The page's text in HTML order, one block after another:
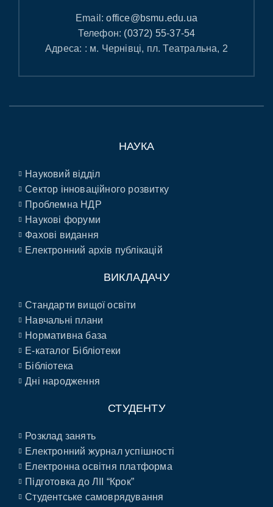
Email:office@bsmu.edu.ua
Телефон: (0372) 55-37-54
Адреса: : м. Чернівці, пл. Театральна, 2
НАУКА
Науковий відділ
Сектор інноваційного розвитку
Проблемна НДР
Наукові форуми
Фахові видання
Електронний архів публікацій
ВИКЛАДАЧУ
Стандарти вищої освіти
Навчальні плани
Нормативна база
E-каталог Бібліотеки
Бібліотека
Дні народження
СТУДЕНТУ
Розклад занять
Електронний журнал успішності
Електронна освітня платформа
Підготовка до ЛІІ “Крок”
Студентське самоврядування